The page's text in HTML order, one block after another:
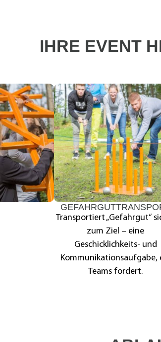
IHRE EVENT
Transportiert „Gefahrgut“
zum Ziel – eine
Geschicklichkeits- und
Kommunikationsaufgabe,
Teams fordert.